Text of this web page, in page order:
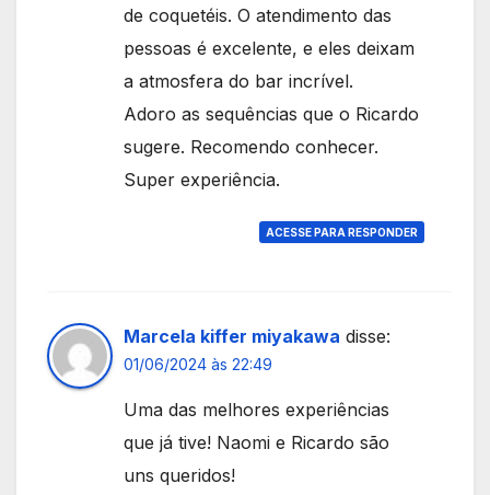
de coquetéis. O atendimento das
pessoas é excelente, e eles deixam
a atmosfera do bar incrível.
Adoro as sequências que o Ricardo
sugere. Recomendo conhecer.
Super experiência.
ACESSE PARA RESPONDER
Marcela kiffer miyakawa disse:
01/06/2024 às 22:49
Uma das melhores experiências
que já tive! Naomi e Ricardo são
uns queridos!